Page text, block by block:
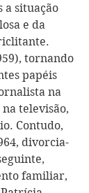
a situação
e da
tornando
papéis
na
na televisão,
Contudo,
divorcia-
familiar,